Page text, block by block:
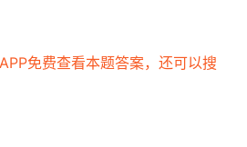
免费查看本题答案，还可以搜